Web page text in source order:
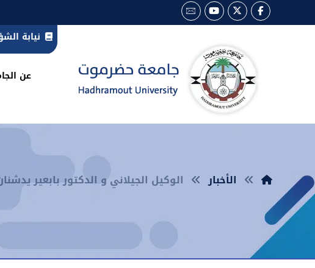
نيابة
عن
الأخبار
الوكيل الجيلاني و الدكتور بابعير